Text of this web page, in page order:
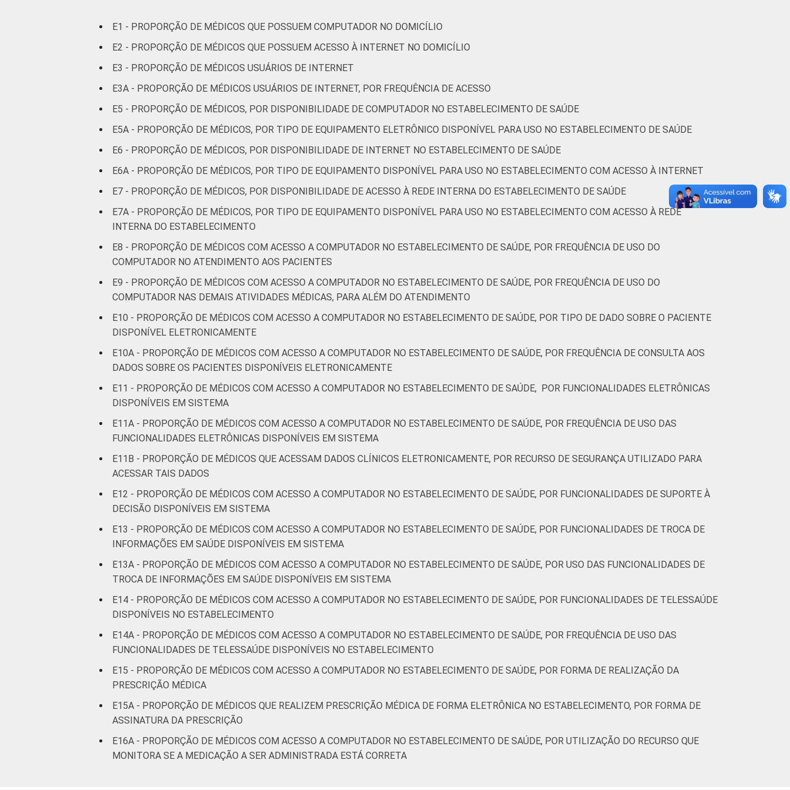
Interior 67 6
2015 e junho de 2016.
E1 - PROPORÇÃO DE MÉDICOS QUE POSSUEM COMPUTADOR NO DOMICÍLIO
E2 - PROPORÇÃO DE MÉDICOS QUE POSSUEM ACESSO À INTERNET NO DOMICÍLIO
E3 - PROPORÇÃO DE MÉDICOS USUÁRIOS DE INTERNET
E3A - PROPORÇÃO DE MÉDICOS USUÁRIOS DE INTERNET, POR FREQUÊNCIA DE ACESSO
E5 - PROPORÇÃO DE MÉDICOS, POR DISPONIBILIDADE DE COMPUTADOR NO ESTABELECIMENTO DE SAÚDE
E5A - PROPORÇÃO DE MÉDICOS, POR TIPO DE EQUIPAMENTO ELETRÔNICO DISPONÍVEL PARA USO NO ESTABELECIMENTO DE SAÚDE
E6 - PROPORÇÃO DE MÉDICOS, POR DISPONIBILIDADE DE INTERNET NO ESTABELECIMENTO DE SAÚDE
E6A - PROPORÇÃO DE MÉDICOS, POR TIPO DE EQUIPAMENTO DISPONÍVEL PARA USO NO ESTABELECIMENTO COM ACESSO À INTERNET
E7 - PROPORÇÃO DE MÉDICOS, POR DISPONIBILIDADE DE ACESSO À REDE INTERNA DO ESTABELECIMENTO DE SAÚDE
E7A - PROPORÇÃO DE MÉDICOS, POR TIPO DE EQUIPAMENTO DISPONÍVEL PARA USO NO ESTABELECIMENTO COM ACESSO À REDE
INTERNA DO ESTABELECIMENTO
E8 - PROPORÇÃO DE MÉDICOS COM ACESSO A COMPUTADOR NO ESTABELECIMENTO DE SAÚDE, POR FREQUÊNCIA DE USO DO
COMPUTADOR NO ATENDIMENTO AOS PACIENTES
E9 - PROPORÇÃO DE MÉDICOS COM ACESSO A COMPUTADOR NO ESTABELECIMENTO DE SAÚDE, POR FREQUÊNCIA DE USO DO
COMPUTADOR NAS DEMAIS ATIVIDADES MÉDICAS, PARA ALÉM DO ATENDIMENTO
E10 - PROPORÇÃO DE MÉDICOS COM ACESSO A COMPUTADOR NO ESTABELECIMENTO DE SAÚDE, POR TIPO DE DADO SOBRE O PACIENTE
DISPONÍVEL ELETRONICAMENTE
E10A - PROPORÇÃO DE MÉDICOS COM ACESSO A COMPUTADOR NO ESTABELECIMENTO DE SAÚDE, POR FREQUÊNCIA DE CONSULTA AOS
DADOS SOBRE OS PACIENTES DISPONÍVEIS ELETRONICAMENTE
E11 - PROPORÇÃO DE MÉDICOS COM ACESSO A COMPUTADOR NO ESTABELECIMENTO DE SAÚDE, POR FUNCIONALIDADES ELETRÔNICAS
DISPONÍVEIS EM SISTEMA
E11A - PROPORÇÃO DE MÉDICOS COM ACESSO A COMPUTADOR NO ESTABELECIMENTO DE SAÚDE, POR FREQUÊNCIA DE USO DAS
FUNCIONALIDADES ELETRÔNICAS DISPONÍVEIS EM SISTEMA
E11B - PROPORÇÃO DE MÉDICOS QUE ACESSAM DADOS CLÍNICOS ELETRONICAMENTE, POR RECURSO DE SEGURANÇA UTILIZADO PARA
ACESSAR TAIS DADOS
E12 - PROPORÇÃO DE MÉDICOS COM ACESSO A COMPUTADOR NO ESTABELECIMENTO DE SAÚDE, POR FUNCIONALIDADES DE SUPORTE À
DECISÃO DISPONÍVEIS EM SISTEMA
E13 - PROPORÇÃO DE MÉDICOS COM ACESSO A COMPUTADOR NO ESTABELECIMENTO DE SAÚDE, POR FUNCIONALIDADES DE TROCA DE
INFORMAÇÕES EM SAÚDE DISPONÍVEIS EM SISTEMA
E13A - PROPORÇÃO DE MÉDICOS COM ACESSO A COMPUTADOR NO ESTABELECIMENTO DE SAÚDE, POR USO DAS FUNCIONALIDADES DE
TROCA DE INFORMAÇÕES EM SAÚDE DISPONÍVEIS EM SISTEMA
E14 - PROPORÇÃO DE MÉDICOS COM ACESSO A COMPUTADOR NO ESTABELECIMENTO DE SAÚDE, POR FUNCIONALIDADES DE TELESSAÚDE
DISPONÍVEIS NO ESTABELECIMENTO
E14A - PROPORÇÃO DE MÉDICOS COM ACESSO A COMPUTADOR NO ESTABELECIMENTO DE SAÚDE, POR FREQUÊNCIA DE USO DAS
FUNCIONALIDADES DE TELESSAÚDE DISPONÍVEIS NO ESTABELECIMENTO
E15 - PROPORÇÃO DE MÉDICOS COM ACESSO A COMPUTADOR NO ESTABELECIMENTO DE SAÚDE, POR FORMA DE REALIZAÇÃO DA
PRESCRIÇÃO MÉDICA
E15A - PROPORÇÃO DE MÉDICOS QUE REALIZEM PRESCRIÇÃO MÉDICA DE FORMA ELETRÔNICA NO ESTABELECIMENTO, POR FORMA DE
ASSINATURA DA PRESCRIÇÃO
E16A - PROPORÇÃO DE MÉDICOS COM ACESSO A COMPUTADOR NO ESTABELECIMENTO DE SAÚDE, POR UTILIZAÇÃO DO RECURSO QUE
MONITORA SE A MEDICAÇÃO A SER ADMINISTRADA ESTÁ CORRETA